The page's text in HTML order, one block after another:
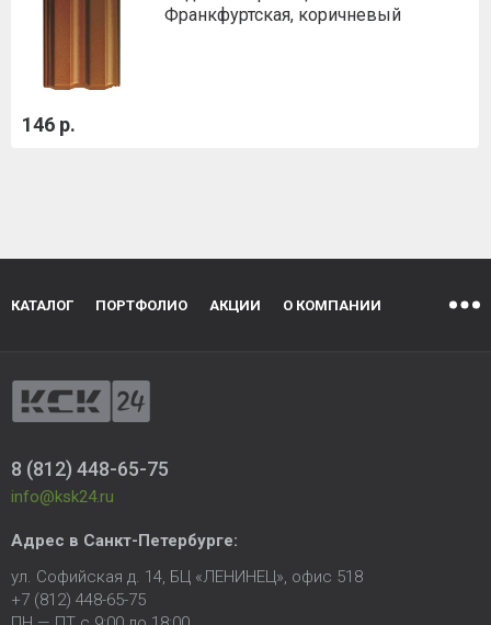
Франкфуртская, коричневый
146 р.
КАТАЛОГ ПОРТФОЛИО АКЦИИ О КОМПАНИИ
8 (812) 448-65-75
info@ksk24.ru
Адрес в Санкт-Петербурге:
ул. Софийская д. 14, БЦ «ЛЕНИНЕЦ», офис 518
+7 (812) 448-65-75